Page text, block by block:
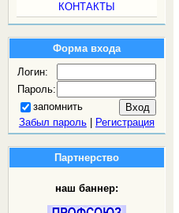
КОНТАКТЫ
Форма входа
Логин:
Пароль:
запомнить
Забыл пароль| Регистрация
Партнерство
наш баннер: